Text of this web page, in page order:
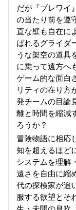
だが『ブレワイ
の当たり前を遵
直な壁も自在に
ばれるグライダ
うな架空の道具
に乗って遠方へ
ゲーム的な面白
リティの在り方
発チームの目論
離と時間を縮減
ろうか？
冒険物語に相応
知を超えるほど
システムを理解
遠さを自由に縮
代の探検家が追
服する欲望とそ